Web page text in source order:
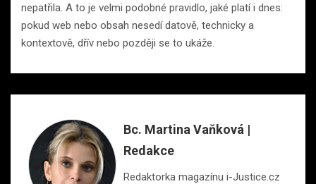
nepatřila. A to je velmi podobné pravidlo, jaké platí i dnes:
pokud web nebo obsah nesedí datově, technicky a
kontextově, dřív nebo později se to ukáže.
Bc. Martina Vaňková |
Redakce
Redaktorka magazínu i-Justice.cz